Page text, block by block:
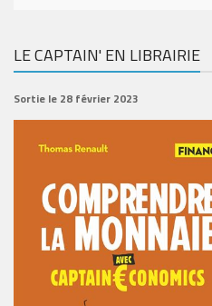
LE CAPTAIN' EN LIBRAIRIE
Sortie le 28 février 2023